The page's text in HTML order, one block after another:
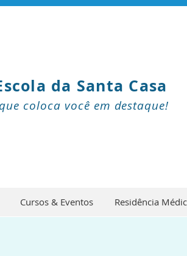
da Santa Casa
coloca você em destaque!
Cursos & Eventos Residência